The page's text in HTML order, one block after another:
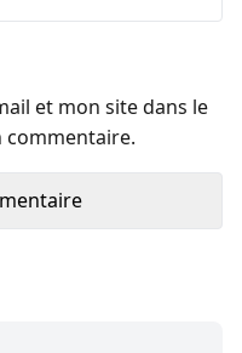
et mon site dans le